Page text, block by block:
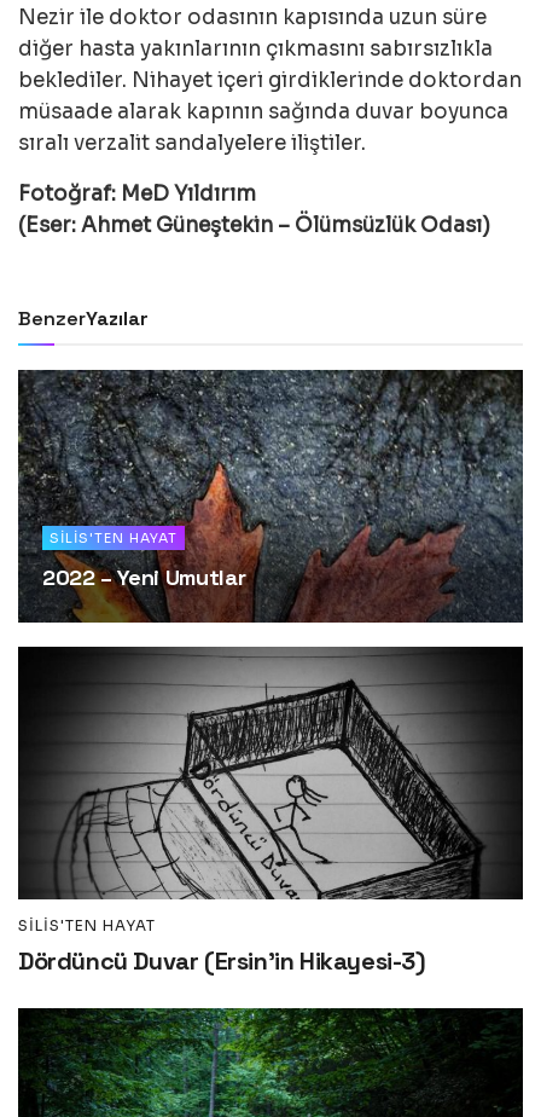
Nezir ile doktor odasının kapısında uzun süre
diğer hasta yakınlarının çıkmasını sabırsızlıkla
beklediler. Nihayet içeri girdiklerinde doktordan
müsaade alarak kapının sağında duvar boyunca
sıralı verzalit sandalyelere iliştiler.
Fotoğraf: MeD Yıldırım
(Eser: Ahmet Güneştekin – Ölümsüzlük Odası)
BenzerYazılar
SILIS'TEN HAYAT
2022 – Yeni Umutlar
SILIS'TEN HAYAT
Dördüncü Duvar (Ersin’in Hikayesi-3)